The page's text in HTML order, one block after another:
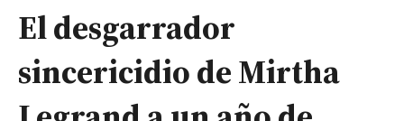
El desgarrador
sincericidio de Mirtha